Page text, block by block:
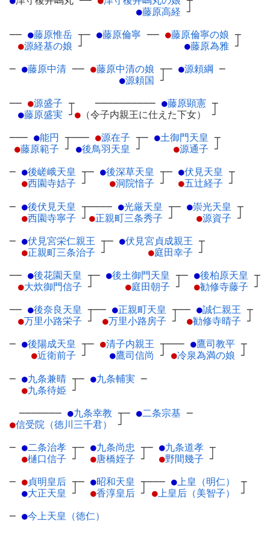
●藤原高経 ┘
── ●藤原惟岳 ┬
●源経基の娘 ┘
─ ●藤原倫寧 ── ●藤原倫寧の娘 ┬
●藤原為雅 ┘
─ ●藤原中清 ── ●藤原中清の娘 ┬
●源頼国 ┘
─ ●源頼綱 ─
── ●源盛子 ┬
●藤原盛実 ┘
────────── ●藤原顕憲 ┬
● （令子内親王に仕えた下女） ┘
─── ●能円
┬
●藤原範子 ┘
─── ●源在子 ┬
●後鳥羽天皇 ┘
─ ●土御門天皇 ┬
●源通子 ┘
─ ●後嵯峨天皇 ┬
●西園寺姞子 ┘
─ ●後深草天皇 ┬
●洞院愔子 ┘
─ ●伏見天皇 ┬
●五辻経子 ┘
─ ●後伏見天皇 ┬
●西園寺寧子 ┘
──── ●光厳天皇 ┬
●正親町三条秀子 ┘
─ ●崇光天皇 ┬
●源資子 ┘
─ ●伏見宮栄仁親王 ┬
●正親町三条治子 ┘
─ ●伏見宮貞成親王 ┬
●庭田幸子 ┘
── ●後花園天皇 ┬
●大炊御門信子 ┘
─ ●後土御門天皇 ┬
●庭田朝子 ┘
─ ●後柏原天皇 ┬
●勧修寺藤子 ┘
── ●後奈良天皇 ┬
●万里小路栄子 ┘
── ●正親町天皇 ┬
●万里小路房子 ┘
── ●誠仁親王 ┬
●勧修寺晴子 ┘
─ ●後陽成天皇 ┬
●近衛前子 ┘
─ ●清子内親王 ┬
●鷹司信尚 ┘
─── ●鷹司教平 ┬
●冷泉為満の娘 ┘
─ ●九条兼晴 ┬
●九条待姫 ┘
─ ●九条輔実 ─
─────── ●九条幸教 ┬
●信受院（徳川三千君） ┘
─ ●二条宗基 ─
─ ●二条治孝 ┬
●樋口信子 ┘
─ ●九条尚忠 ┬
●唐橋姪子 ┘
─ ●九条道孝 ┬
●野間幾子 ┘
─ ●貞明皇后 ┬
●大正天皇 ┘
─ ●昭和天皇 ┬
●香淳皇后 ┘
─── ●上皇（明仁）
┬
●上皇后（美智子） ┘
─ ●今上天皇（徳仁）